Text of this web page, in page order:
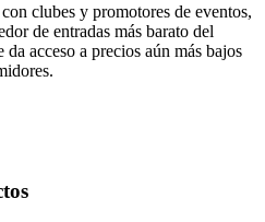
clubes y promotores de eventos,
de entradas más barato del
acceso a precios aún más bajos